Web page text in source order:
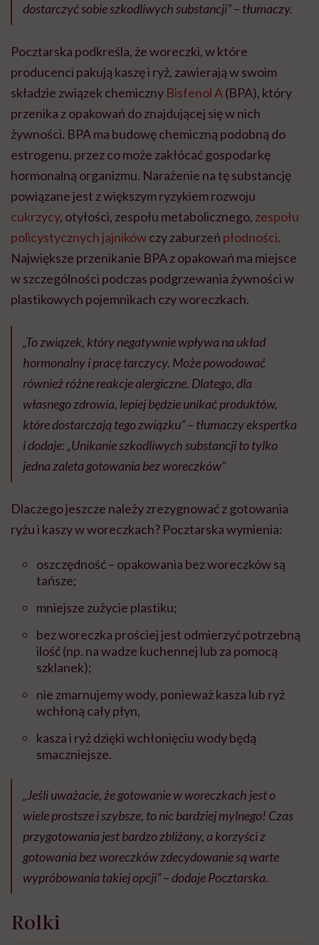
dostarczyć sobie szkodliwych substancji” – tłumaczy.
Pocztarska podkreśla, że woreczki, w które
producenci pakują kaszę i ryż, zawierają w swoim
składzie związek chemiczny Bisfenol A(BPA), który
przenika z opakowań do znajdującej się w nich
żywności. BPA ma budowę chemiczną podobną do
estrogenu, przez co może zakłócać gospodarkę
hormonalną organizmu. Narażenie na tę substancję
powiązane jest z większym ryzykiem rozwoju
cukrzycy, otyłości, zespołu metabolicznego, zespołu
policystycznych jajnikówczy zaburzeń płodności.
Największe przenikanie BPA z opakowań ma miejsce
w szczególności podczas podgrzewania żywności w
plastikowych pojemnikach czy woreczkach.
„To związek, który negatywnie wpływa na układ
hormonalny i pracę tarczycy. Może powodować
również różne reakcje alergiczne. Dlatego, dla
własnego zdrowia, lepiej będzie unikać produktów,
które dostarczają tego związku” – tłumaczy ekspertka
i dodaje: „Unikanie szkodliwych substancji to tylko
jedna zaleta gotowania bez woreczków”
Dlaczego jeszcze należy zrezygnować z gotowania
ryżu i kaszy w woreczkach? Pocztarska wymienia:
oszczędność – opakowania bez woreczków są
tańsze;
mniejsze zużycie plastiku;
bez woreczka prościej jest odmierzyć potrzebną
ilość (np. na wadze kuchennej lub za pomocą
szklanek);
nie zmarnujemy wody, ponieważ kasza lub ryż
wchłoną cały płyn,
kasza i ryż dzięki wchłonięciu wody będą
smaczniejsze.
„Jeśli uważacie, że gotowanie w woreczkach jest o
wiele prostsze i szybsze, to nic bardziej mylnego! Czas
przygotowania jest bardzo zbliżony, a korzyści z
gotowania bez woreczków zdecydowanie są warte
wypróbowania takiej opcji” – dodaje Pocztarska.
Rolki